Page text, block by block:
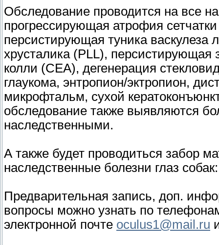
Обследование проводится на все
прогрессирующая атрофия
персистирующая туника
хрусталика (PLL), персистирующая
колли (CEA), дегенерация
глаукома, энтропион/эктропион,
микрофтальм, сухой
обследование также выявляются
наследственными.
А также будет проводиться забор
наследственные болезни глаз
Предварительная запись, доп.
вопросы можно узнать по
электронной почте oculus1@mail.ru